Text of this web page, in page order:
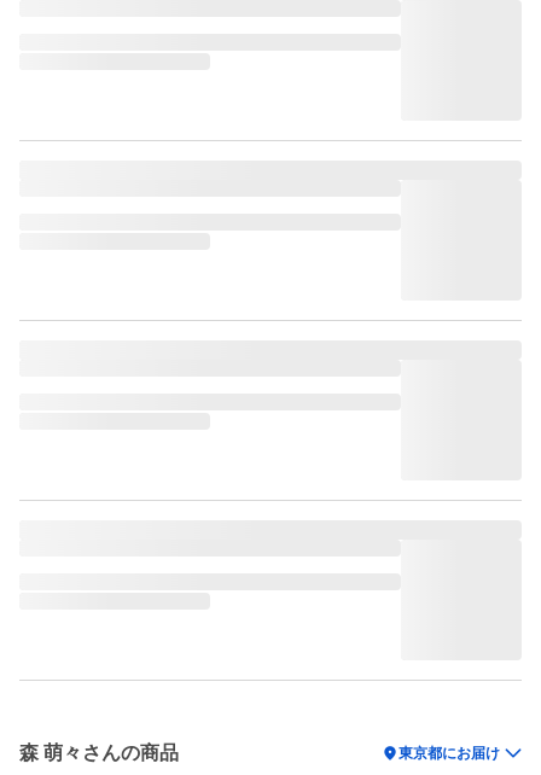
森 萌々さんの商品 location_on東京都にお届け